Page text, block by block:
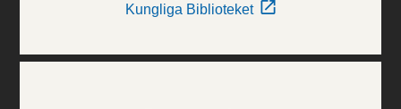
Kungliga Biblioteket